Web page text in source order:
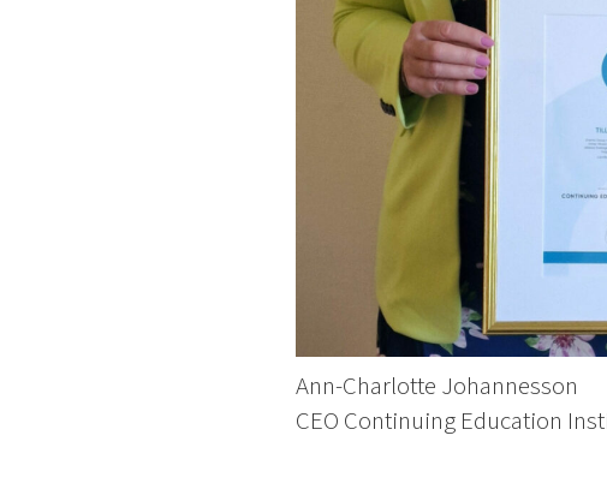
Ann-Charlotte Johannesson
CEO Continuing Education